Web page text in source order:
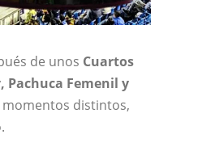
de unos Cuartos
Pachuca Femenil y
momentos distintos,